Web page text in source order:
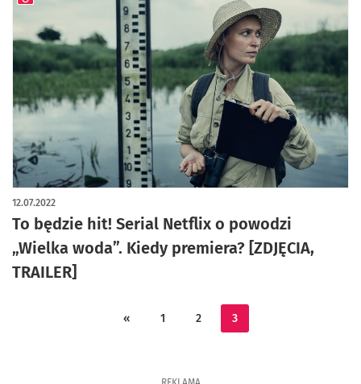
To będzie hit! Serial Netflix o powodzi
„Wielka woda”. Kiedy premiera? [ZDJĘCIA,
TRAILER]
12.07.2022
artykuł z galerią zdjęć
« 1 2 3